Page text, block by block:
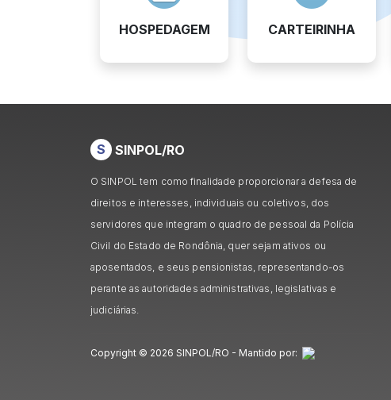
HOSPEDAGEM CARTEIRINHA
S SINPOL/RO
O SINPOL tem como finalidade proporcionar a defesa de
direitos e interesses, individuais ou coletivos, dos
servidores que integram o quadro de pessoal da Polícia
Civil do Estado de Rondônia, quer sejam ativos ou
aposentados, e seus pensionistas, representando-os
perante as autoridades administrativas, legislativas e
judiciárias.
Copyright © 2026 SINPOL/RO - Mantido por: